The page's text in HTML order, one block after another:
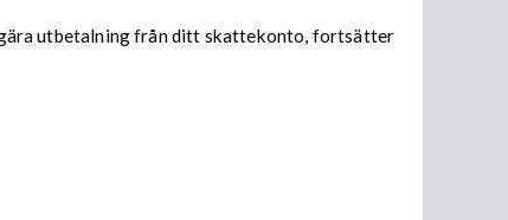
utbetalning från ditt skattekonto, fortsätter